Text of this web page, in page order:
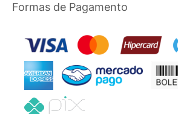
Formas de Pagamento